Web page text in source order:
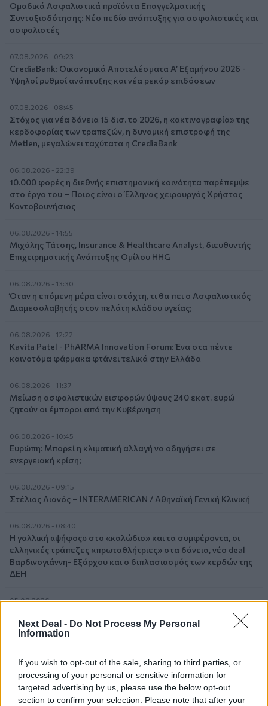
Next Deal - Do Not Process My Personal
Information
If you wish to opt-out of the sale, sharing to third parties, or
processing of your personal or sensitive information for
targeted advertising by us, please use the below opt-out
section to confirm your selection. Please note that after your
Ομαδικά Ασφαλιστικά προϊόντα Επαγγελματικής
Συνταξιοδότησης: Νέο πεδίο ανάπτυξης για ασφαλιστικές και
ασφαλιστές
07.08.2026 - 09:23
CrediaBank: Οικονομικά Αποτελέσματα A’ Εξαμήνου 2026 -
Υψηλοί ρυθμοί ανάπτυξης και νέα ρεκόρ επιδόσεων
07.08.2026 - 08:45
Στόχος για νέα δάνεια 15 δισ. το 2026, η «ακτινογραφία» της
κερδοφορίας των τραπεζών, η δυναμική επιστροφή της
Metlen, μεγαλώνει ταχύτατα η CrediaBank
06.08.2026 - 22:39
10.000 φορές η διεθνής επιστημονική κοινότητα παρέπεμψε
στο έργο του – Ποιος είναι ο Έλληνας χειρουργός Χρήστος
Κοντοβουνήσιος
06.08.2026 - 14:55
Μιχάλης Τάτσης, Insurance & Healthcare Analyst, διευθυντής
Επιχειρηματικής Ανάπτυξης Ομίλου HHG
06.08.2026 - 13:30
Όταν η επόμενη μέρα είναι στάχτη, τι θα πει ο Ασφαλιστικός
Διαμεσολαβητής στον πελάτη κλάδου υγείας;
06.08.2026 - 12:22
Kavita Patel - PhARMA Innovation Forum: Ένα στα πέντε
καινοτόμα φάρμακα φτάνει τελικά στην Ελλάδα
06.08.2026 - 11:37
Μείωση ασφαλιστικών εισφορών ύψους 240 εκατ. ευρώ
ζητούν οι έμποροι από την Κυβέρνηση
06.08.2026 - 10:45
Ευρώπη: Μπορεί η κλιματική αλλαγή να οδηγήσει σε
ενεργειακή κρίση;
06.08.2026 - 09:15
Στέλιος Λιανός – INTERAMERICAN / Αθηναϊκή Γενική Κλινική
06.08.2026 - 08:40
Η γαλλική «ψήφος» στο «καλώδιο» και τα συμφέροντα, οι
ελληνικές τράπεζες «πρωταθλήτριες» στα δάνεια, νέο deal
Βαρδινογιάννη- Εξάρχου και ο διπλασιασμός των κερδών της
ΔΕΗ
05.08.2026
Randy Schekman, Νομπελίστας Ιατρικής: «Σε πέντε χρόνια
μπορεί να έχουμε θεραπεία που αναστέλλει την εξέλιξη του
Πάρκινσον»
05.08.2026
Ε.Ε και παράνομη μετανάστευση: προτάσεις και δράσεις με
παρονομαστή το κοινό συμφέρον